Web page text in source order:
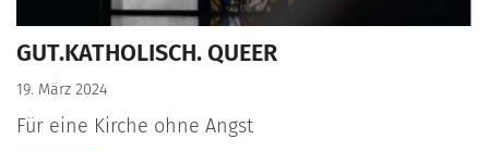
GUT.KATHOLISCH. QUEER
19. März 2024
Für eine Kirche ohne Angst